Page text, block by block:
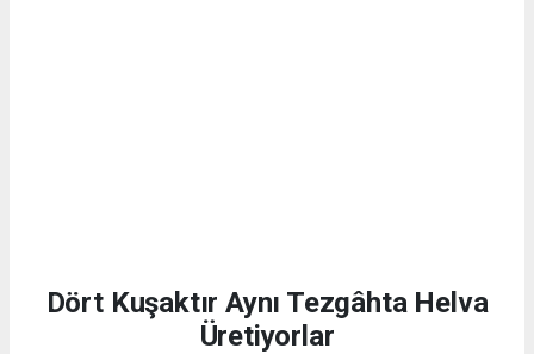
Dört Kuşaktır Aynı Tezgâhta Helva
Üretiyorlar